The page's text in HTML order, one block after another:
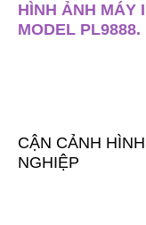
HÌNH ẢNH MÁY
MODEL PL9888.
CẬN CẢNH
NGHIỆP